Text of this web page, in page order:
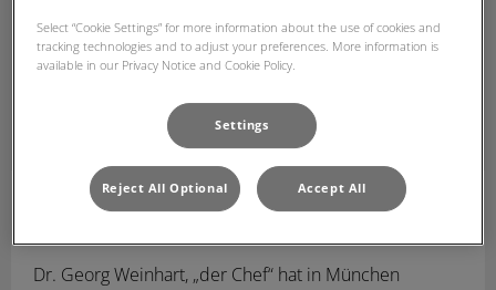
Dr. Georg Weinhart Dr. med. vet
Fachtierarzt
Dr. Georg Weinhart, „der Chef“ hat in München
Select “Cookie Settings” for more information about the use of cookies and
tracking technologies and to adjust your preferences. More information is
available in our Privacy Notice and Cookie Policy.
Settings
Reject All Optional Accept All